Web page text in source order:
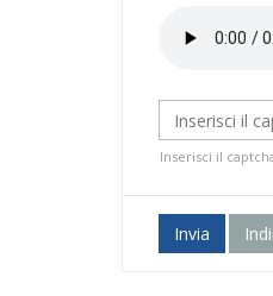
Inserisci il
Invia